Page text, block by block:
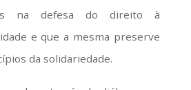
na defesa do direito à
e que a mesma preserve
da solidariedade.